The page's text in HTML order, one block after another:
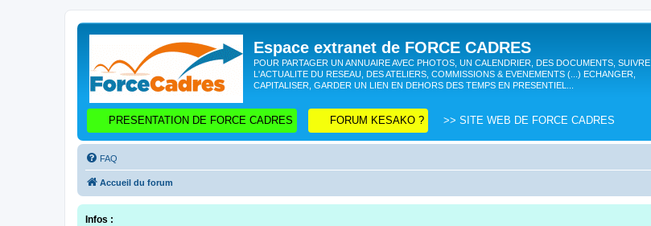
Espace extranet de FORCE CADRES
POUR PARTAGER UN ANNUAIRE AVEC PHOTOS, UN CALENDRIER, DES DOCUMENTS, SUIVRE
L'ACTUALITE DU RESEAU, DES ATELIERS, COMMISSIONS & EVENEMENTS (...) ECHANGER,
CAPITALISER, GARDER UN LIEN EN DEHORS DES TEMPS EN PRESENTIEL...
PRESENTATION DE FORCE CADRES FORUM KESAKO ? >> SITE WEB DE FORCE CADRES
FAQ
Accueil du forum
Infos :